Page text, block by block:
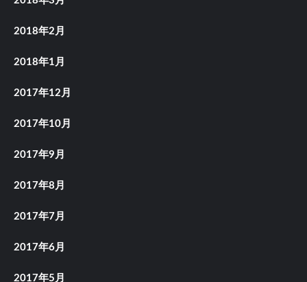
2018年2月
2018年1月
2017年12月
2017年10月
2017年9月
2017年8月
2017年7月
2017年6月
2017年5月